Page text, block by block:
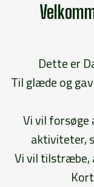
Dette er
Til glæde og
Vi vil
aktiviteter,
Vi vil tilstræbe,